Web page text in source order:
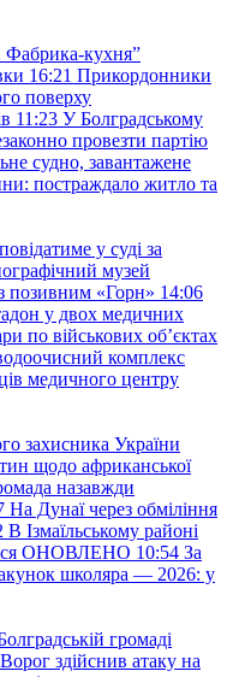
Фабрика-кухня”
16:21 Прикордонники
поверху
11:23 У Болградському
провезти партію
судно, завантажене
постраждало житло та
у суді за
музей
позивним «Горн» 14:06
у двох медичних
по військових обʼєктах
комплекс
медичного центру
захисника України
щодо африканської
назавжди
На Дунаї через обміління
В Ізмаїльському районі
ОНОВЛЕНО 10:54 За
школяра — 2026: у
громаді
Ворог здійснив атаку на